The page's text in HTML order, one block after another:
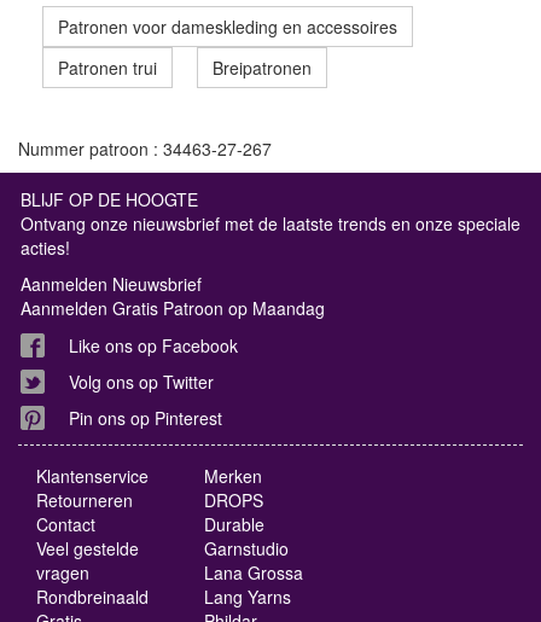
Patronen voor dameskleding en accessoires
Patronen trui
Breipatronen
Nummer patroon : 34463-27-267
BLIJF OP DE HOOGTE
Ontvang onze nieuwsbrief met de laatste trends en onze speciale
acties!
Aanmelden Nieuwsbrief
Aanmelden Gratis Patroon op Maandag
Like ons op Facebook
Volg ons op Twitter
Pin ons op Pinterest
Klantenservice
Retourneren
Contact
Veel gestelde
vragen
Rondbreinaald
Merken
DROPS
Durable
Garnstudio
Lana Grossa
Lang Yarns